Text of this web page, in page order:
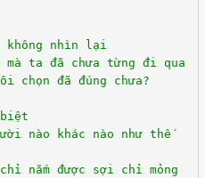
không nhìn lại
mà ta đã chưa từng đi qua
chọn đã đúng chưa?
nào khác nào như thế
nắm được sợi chỉ mỏng